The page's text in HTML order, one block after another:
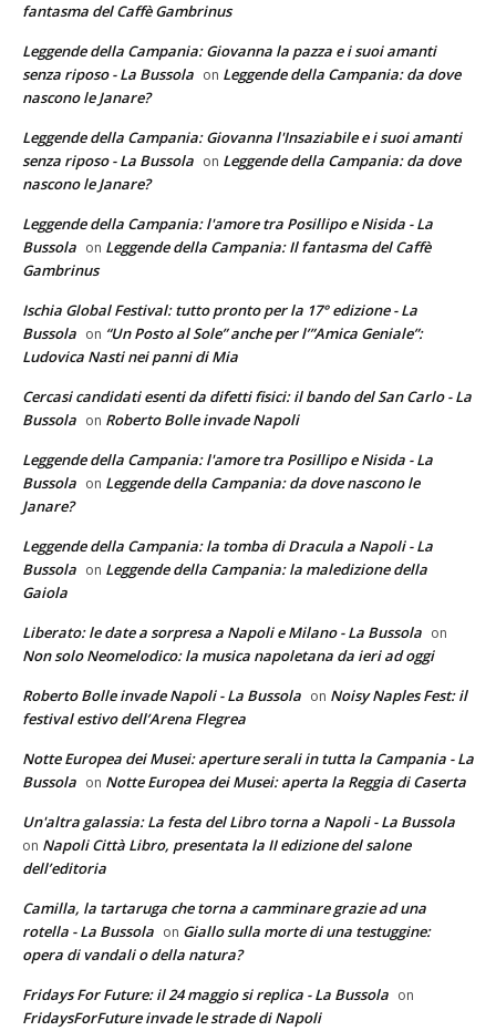
fantasma del Caffè Gambrinus
Leggende della Campania: Giovanna la pazza e i suoi amanti
senza riposo - La Bussola on Leggende della Campania: da dove
nascono le Janare?
Leggende della Campania: Giovanna l'Insaziabile e i suoi amanti
senza riposo - La Bussola on Leggende della Campania: da dove
nascono le Janare?
Leggende della Campania: l'amore tra Posillipo e Nisida - La
Bussola on Leggende della Campania: Il fantasma del Caffè
Gambrinus
Ischia Global Festival: tutto pronto per la 17° edizione - La
Bussola on “Un Posto al Sole” anche per l’”Amica Geniale”:
Ludovica Nasti nei panni di Mia
Cercasi candidati esenti da difetti fisici: il bando del San Carlo - La
Bussola on Roberto Bolle invade Napoli
Leggende della Campania: l'amore tra Posillipo e Nisida - La
Bussola on Leggende della Campania: da dove nascono le
Janare?
Leggende della Campania: la tomba di Dracula a Napoli - La
Bussola on Leggende della Campania: la maledizione della
Gaiola
Liberato: le date a sorpresa a Napoli e Milano - La Bussola on
Non solo Neomelodico: la musica napoletana da ieri ad oggi
Roberto Bolle invade Napoli - La Bussola on Noisy Naples Fest: il
festival estivo dell’Arena Flegrea
Notte Europea dei Musei: aperture serali in tutta la Campania - La
Bussola on Notte Europea dei Musei: aperta la Reggia di Caserta
Un'altra galassia: La festa del Libro torna a Napoli - La Bussola
on Napoli Città Libro, presentata la II edizione del salone
dell’editoria
Camilla, la tartaruga che torna a camminare grazie ad una
rotella - La Bussola on Giallo sulla morte di una testuggine:
opera di vandali o della natura?
Fridays For Future: il 24 maggio si replica - La Bussola on
FridaysForFuture invade le strade di Napoli